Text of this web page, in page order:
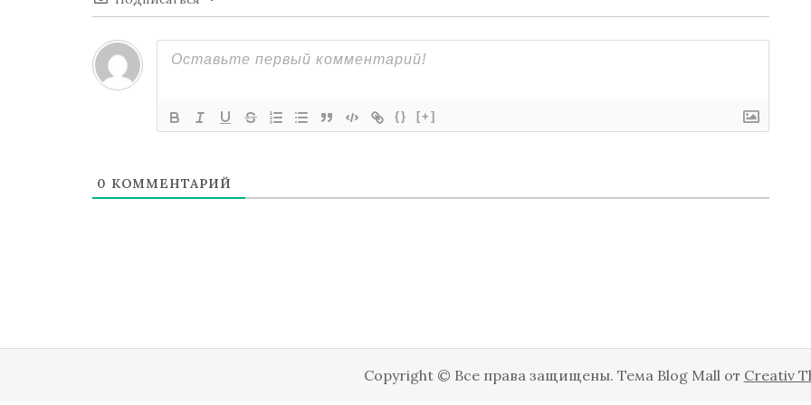
{} [+]
0 КОММЕНТАРИЙ
Copyright © Все права защищены. Тема Blog Mall от Creativ